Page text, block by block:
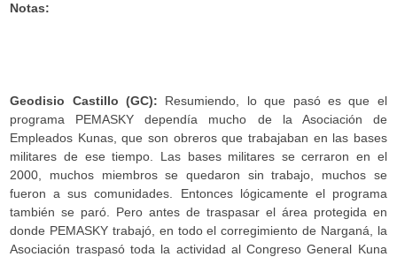
Notas:
Geodisio Castillo (GC): Resumiendo, lo que pasó es que el
programa PEMASKY dependía mucho de la Asociación de
Empleados Kunas, que son obreros que trabajaban en las bases
militares de ese tiempo. Las bases militares se cerraron en el
2000, muchos miembros se quedaron sin trabajo, muchos se
fueron a sus comunidades. Entonces lógicamente el programa
también se paró. Pero antes de traspasar el área protegida en
donde PEMASKY trabajó, en todo el corregimiento de Narganá, la
Asociación traspasó toda la actividad al Congreso General Kuna